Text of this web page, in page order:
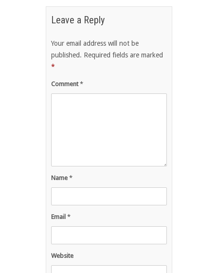
Leave a Reply
Your email address will not be
published. Required fields are marked
*
Comment*
Name *
Email *
Website